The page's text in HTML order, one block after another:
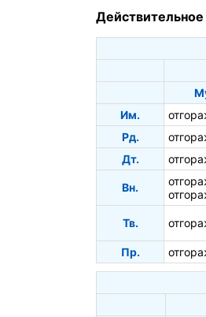
Им.
Рд.
Дт.
Вн.
Тв.
Пр.